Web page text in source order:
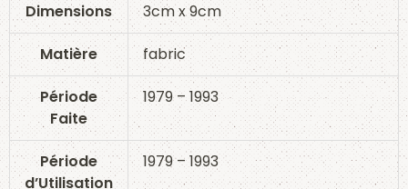
Dimensions 3cm x 9cm
Matière fabric
Période
Faite
1979 – 1993
Période
d’Utilisation
1979 – 1993